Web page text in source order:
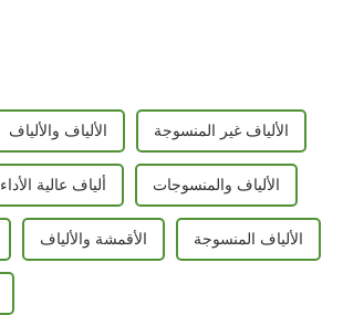
الألياف والألياف الألياف غير المنسوجة
ألياف عالية الأداء الألياف والمنسوجات
الأقمشة والألياف الألياف المنسوجة